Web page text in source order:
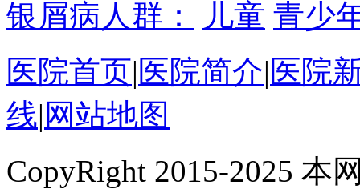
银屑病人群：
儿童 青少
医院首页|医院简介|医院
线| 网站地图
CopyRight 2015-2025 本